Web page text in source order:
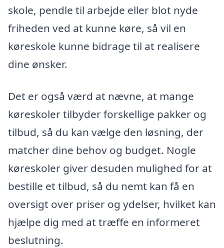
skole, pendle til arbejde eller blot nyde
friheden ved at kunne køre, så vil en
køreskole kunne bidrage til at realisere
dine ønsker.
Det er også værd at nævne, at mange
køreskoler tilbyder forskellige pakker og
tilbud, så du kan vælge den løsning, der
matcher dine behov og budget. Nogle
køreskoler giver desuden mulighed for at
bestille et tilbud, så du nemt kan få en
oversigt over priser og ydelser, hvilket kan
hjælpe dig med at træffe en informeret
beslutning.